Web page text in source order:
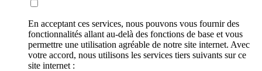
En acceptant ces services, nous pouvons vous fournir des
fonctionnalités allant au-delà des fonctions de base et vous
permettre une utilisation agréable de notre site internet. Avec
votre accord, nous utilisons les services tiers suivants sur ce
site internet :